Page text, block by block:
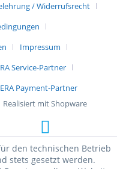
/ Widerrufsrecht
Impressum
Service-Partner
Payment-Partner
Realisiert mit Shopware
den technischen Betrieb
stets gesetzt werden.